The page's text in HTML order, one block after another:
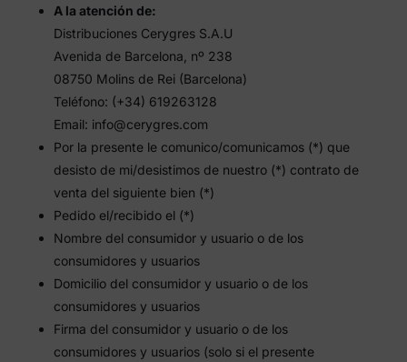
A la atención de:
Distribuciones Cerygres S.A.U
Avenida de Barcelona, nº 238
08750 Molins de Rei (Barcelona)
Teléfono: (+34) 619263128
Email: info@cerygres.com
Por la presente le comunico/comunicamos (*) que
desisto de mi/desistimos de nuestro (*) contrato de
venta del siguiente bien (*)
Pedido el/recibido el (*)
Nombre del consumidor y usuario o de los
consumidores y usuarios
Domicilio del consumidor y usuario o de los
consumidores y usuarios
Firma del consumidor y usuario o de los
consumidores y usuarios (solo si el presente